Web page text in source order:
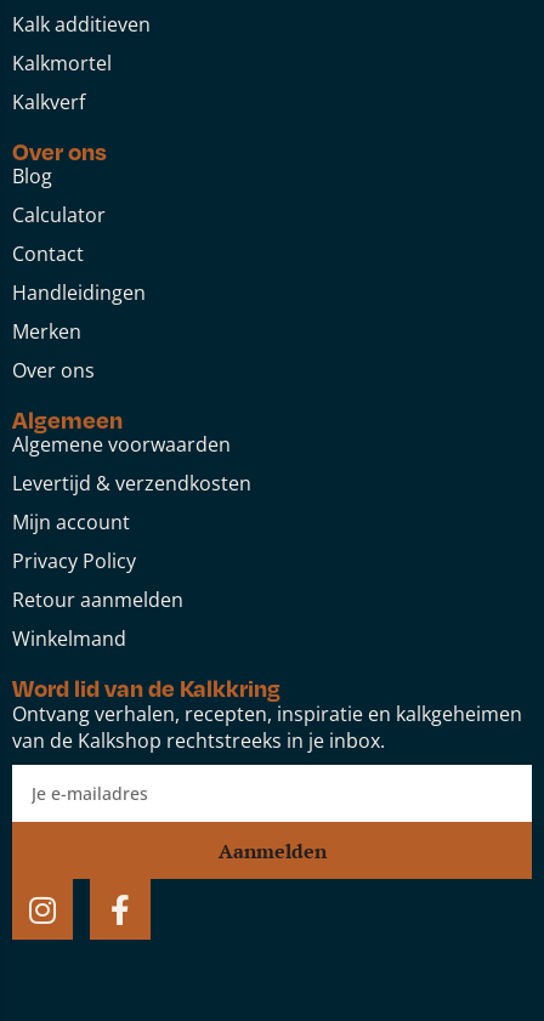
Kalk additieven
Kalkmortel
Kalkverf
Over ons
Blog
Calculator
Contact
Handleidingen
Merken
Over ons
Algemeen
Algemene voorwaarden
Levertijd & verzendkosten
Mijn account
Privacy Policy
Retour aanmelden
Winkelmand
Word lid van de Kalkkring
Ontvang verhalen, recepten, inspiratie en kalkgeheimen
van de Kalkshop rechtstreeks in je inbox.
Aanmelden